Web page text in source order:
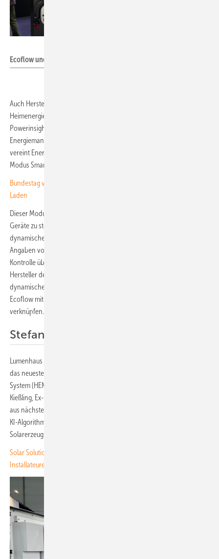
Ecoflow und Go-E verknüpfen Energiemanagement und E-Laden.
Auch Hersteller Ecoflow hat auf der Messe neue Funktionen für sein
Heimenergiesystem vorgestellt. Im Mittelpunkt steht das sogenannte
Powerinsight 2, das als zentrales Steuerelement für das
Energiemanagement im Haushalt dient. Die visuelle Schaltzentrale
vereint Energiemanagement, einen smarten Assistenten und den
Modus Smartgewinn.
Bundestag vereinfacht Stromsteuer für Speicher und bidirektionales
Laden
Dieser Modus ist darauf ausgelegt, Energieverbräuche zu verlagern,
Geräte zu steuern und Einsparungen durch die Nutzung von über 500
dynamischen Stromtarifen in ganz Europa zu optimieren. Nach
Angaben von Ecoflow ermöglicht Powerinsight 2 eine umfassende
Kontrolle über den Energieverbrauch im Haushalt. Zudem verfolgt der
Hersteller den Ansatz eines offenen Ökosystems und integriert
dynamische Stromtarife aus ganz Europa. Die Partnerschaft von
Ecoflow mit Go-E soll Home-Energy-Management und E-Laden enger
verknüpfen.
Stefan Kießling besucht Lumenhaus
Lumenhaus präsentierte das All-in-One-Home-Energy-System sowie
das neueste, mit Emotion-AI erweiterte Home Energy Management
System (HEMS). Ein besonderes Highlight war der Besuch von Stefan
Kießling, Ex-Bundesligaprofi von Bayer 04 Leverkusen. Kießling erlebte
aus nächster Nähe, wie das weiterentwickelte HEMS fortschrittliche
KI-Algorithmen nutzt, um das Verhalten im Haushalt, die
Solarerzeugung und Wetterprognosen zu analysieren.
Solar Solutions: Wärmeoffensive zeigt neues Geschäftsfeld für
Installateure